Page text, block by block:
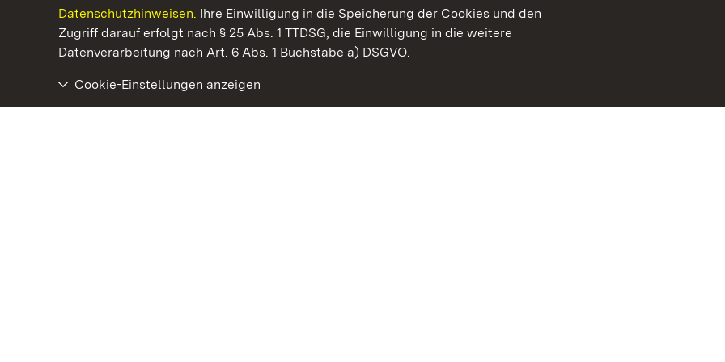
Datenschutzhinweisen. Ihre Einwilligung in die Speicherung der Cookies und den
Zugriff darauf erfolgt nach § 25 Abs. 1 TTDSG, die Einwilligung in die weitere
Datenverarbeitung nach Art. 6 Abs. 1 Buchstabe a) DSGVO.
Cookie-Einstellungen anzeigen
Kommen. Staunen. Genießen.